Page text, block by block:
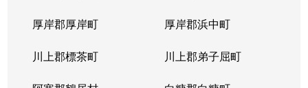
厚岸郡厚岸町 厚岸郡浜中町
川上郡標茶町 川上郡弟子屈町